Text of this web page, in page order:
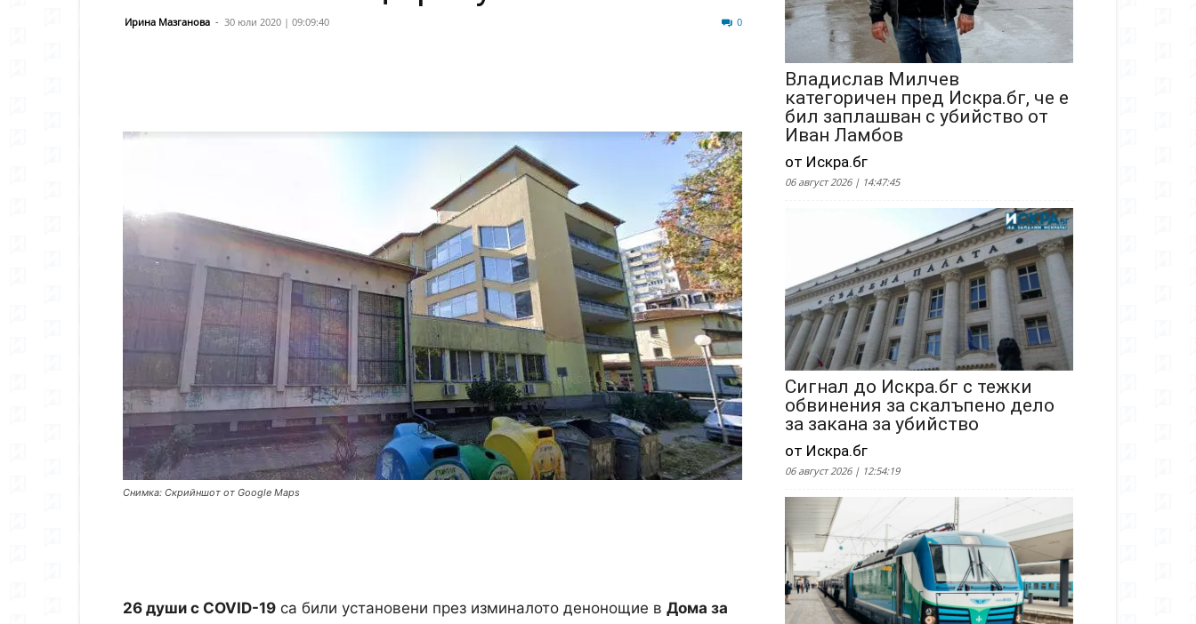
Ирина Мазганова - 30 юли 2020 | 09:09:40 0
Снимка: Скрийншот от Google Maps
26 души с COVID-19 са били установени през изминалото денонощие в Дома за
Владислав Милчев
категоричен пред Искра.бг, че е
бил заплашван с убийство от
Иван Ламбов
от Искра.бг
06 август 2026 | 14:47:45
Сигнал до Искра.бг с тежки
обвинения за скалъпено дело
за закана за убийство
от Искра.бг
06 август 2026 | 12:54:19